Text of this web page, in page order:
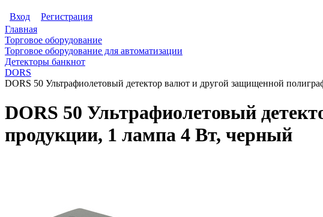
Вход
Регистрация
Главная
Торговое оборудование
Торговое оборудование для автоматизации
Детекторы банкнот
DORS
DORS 50 Ультрафиолетовый детектор валют и другой защищенной
DORS 50 Ультрафиолетовый
продукции, 1 лампа 4 Вт, черный